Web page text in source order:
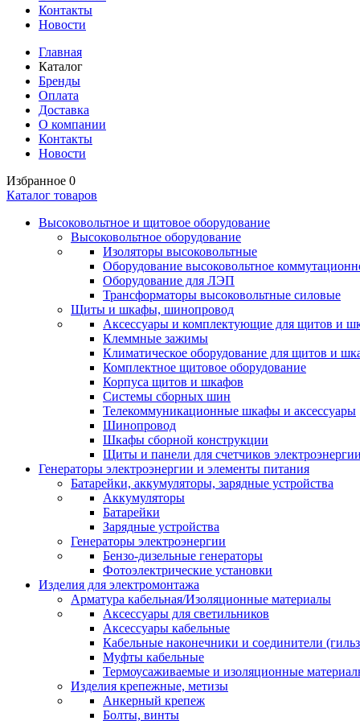
Контакты
Новости
Главная
Каталог
Бренды
Оплата
Доставка
О компании
Контакты
Новости
Избранное 0
Каталог товаров
Высоковольтное и щитовое оборудование
Высоковольтное оборудование
Изоляторы высоковольтные
Оборудование высоковольтное
Оборудование для ЛЭП
Трансформаторы высоковольтные силовые
Щиты и шкафы, шинопровод
Аксессуары и комплектующие для щитов и
Клеммные зажимы
Климатическое оборудование для щитов и
Комплектное щитовое оборудование
Корпуса щитов и шкафов
Системы сборных шин
Телекоммуникационные шкафы и аксессуары
Шинопровод
Шкафы сборной конструкции
Щиты и панели для счетчиков электроэнергии
Генераторы электроэнергии и элементы питания
Батарейки, аккумуляторы, зарядные устройства
Аккумуляторы
Батарейки
Зарядные устройства
Генераторы электроэнергии
Бензо-дизельные генераторы
Фотоэлектрические установки
Изделия для электромонтажа
Арматура кабельная/Изоляционные материалы
Аксессуары для светильников
Аксессуары кабельные
Кабельные наконечники и соединители
Муфты кабельные
Термоусаживаемые и изоляционные
Изделия крепежные, метизы
Анкерный крепеж
Болты, винты